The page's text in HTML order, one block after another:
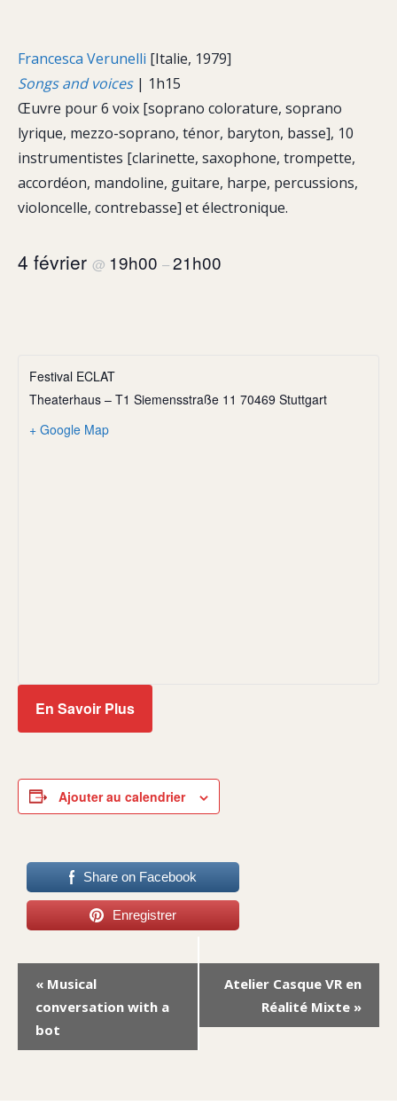
Francesca Verunelli [Italie, 1979]
Songs and voices| 1h15
Œuvre pour 6 voix [soprano colorature, soprano
lyrique, mezzo-soprano, ténor, baryton, basse], 10
instrumentistes [clarinette, saxophone, trompette,
accordéon, mandoline, guitare, harpe, percussions,
violoncelle, contrebasse] et électronique.
4 février @ 19h00 –21h00
Festival ECLAT
Theaterhaus – T1 Siemensstraße 11 70469 Stuttgart
+ Google Map
En Savoir Plus
Ajouter au calendrier
Share on Facebook
Enregistrer
Navigation
Évènement
« Musical
conversation with a
bot
Atelier Casque VR en
Réalité Mixte »